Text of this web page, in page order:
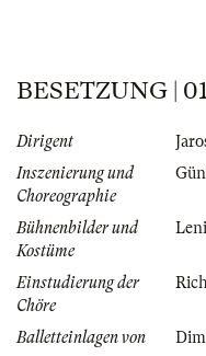
BESETZUNG |
Dirigent
Inszenierung und
Choreographie
Bühnenbilder und
Kostüme
Einstudierung der
Chöre
Balletteinlagen von